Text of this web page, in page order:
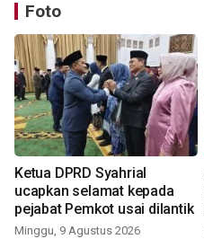
Foto
Ketua DPRD Syahrial
ucapkan selamat kepada
pejabat Pemkot usai dilantik
Minggu, 9 Agustus 2026